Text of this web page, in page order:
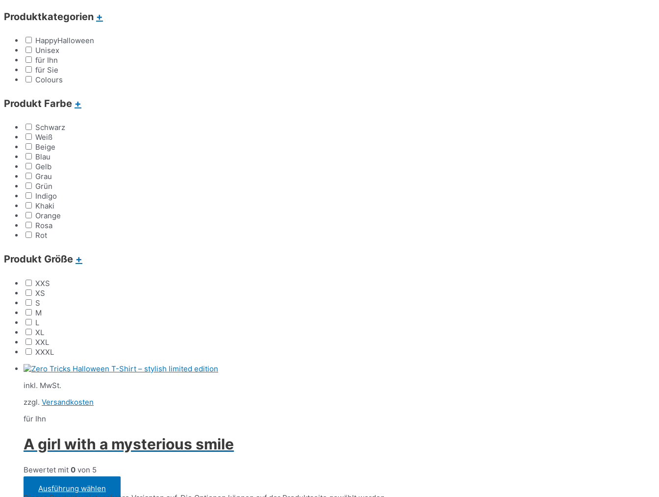
Produktkategorien +
HappyHalloween
Unisex
für Ihn
für Sie
Colours
Produkt Farbe +
Schwarz
Weiß
Beige
Blau
Gelb
Grau
Grün
Indigo
Khaki
Orange
Rosa
Rot
Produkt Größe +
XXS
XS
S
M
L
XL
XXL
XXXL
inkl. MwSt.
zzgl. Versandkosten
für Ihn
A girl with a mysterious smile
Bewertet mit 0 von 5
33€
Ausführung wählen